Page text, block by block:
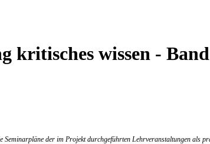
kritisches wissen -
der im Projekt durchgeführten Lehrveranstaltungen als